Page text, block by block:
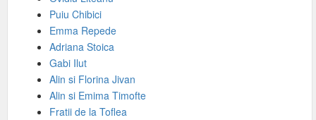
Puiu Chibici
Emma Repede
Adriana Stoica
Gabi Ilut
Alin si Florina Jivan
Alin si Emima Timofte
Fratii de la Toflea